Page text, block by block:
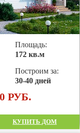
Площадь:
172 кв.м
Построим за:
30-40 дней
РУБ.
КУПИТЬ ДОМ